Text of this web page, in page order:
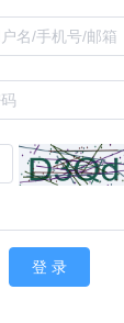
登 录